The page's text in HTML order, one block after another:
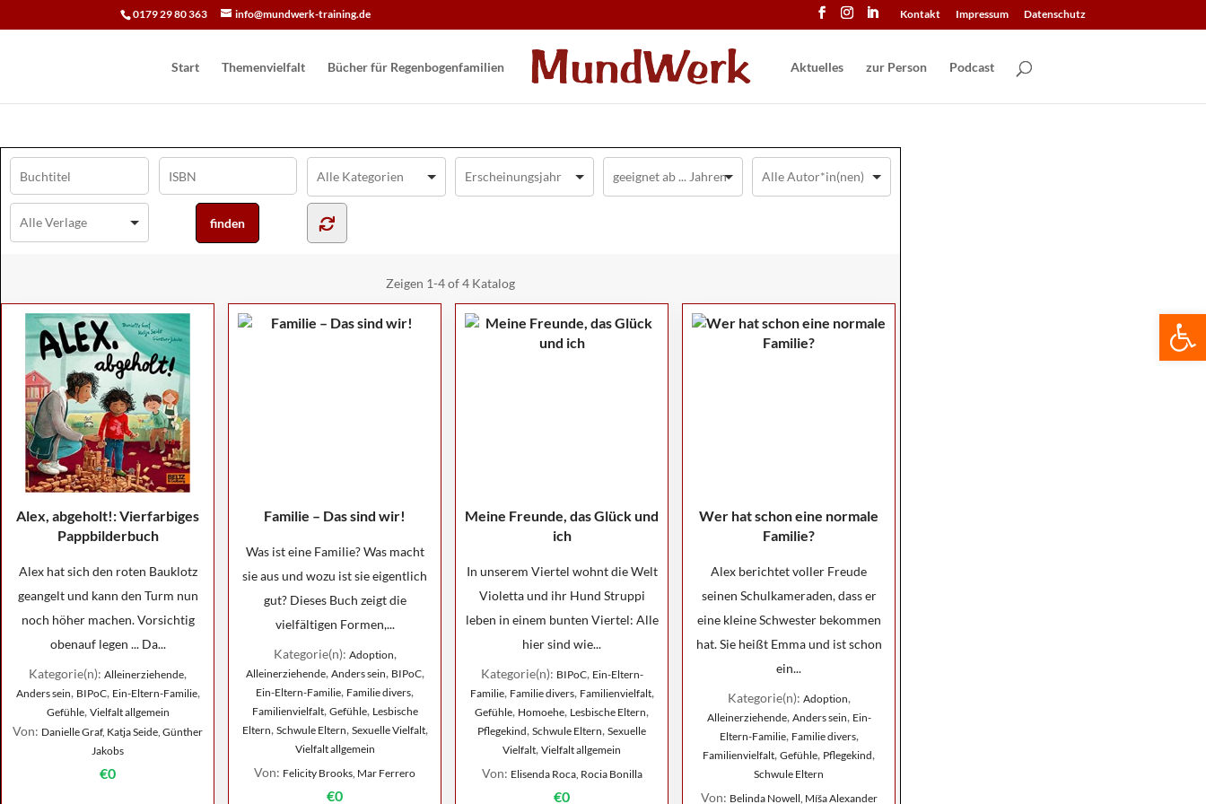
0179 29 80 363 info@mundwerk-training.de Kontakt Impressum Datenschutz
Start Themenvielfalt Bücher für Regen­bogen­familien Aktuelles zur Person Podcast
Zeigen 1-4 of 4 Katalog
Alex, abgeholt!: Vierfarbiges
Pappbilderbuch
Alex hat sich den roten Bauklotz
geangelt und kann den Turm nun
noch höher machen. Vorsichtig
obenauf legen ... Da...
Kategorie(n): Alleinerziehende,
Anders sein, BIPoC, Ein-Eltern-Familie,
Gefühle, Vielfalt allgemein
Von: Danielle Graf, Katja Seide, Günther
Jakobs
€0
Familie – Das sind wir!
Was ist eine Familie? Was macht
sie aus und wozu ist sie eigentlich
gut? Dieses Buch zeigt die
vielfältigen Formen,...
Kategorie(n): Adoption,
Alleinerziehende, Anders sein, BIPoC,
Ein-Eltern-Familie, Familie divers,
Familienvielfalt, Gefühle, Lesbische
Eltern, Schwule Eltern, Sexuelle Vielfalt,
Vielfalt allgemein
Von: Felicity Brooks, Mar Ferrero
€0
Meine Freunde, das Glück und
ich
In unserem Viertel wohnt die Welt
Violetta und ihr Hund Struppi
leben in einem bunten Viertel: Alle
hier sind wie...
Kategorie(n): BIPoC, Ein-Eltern-
Familie, Familie divers, Familienvielfalt,
Gefühle, Homoehe, Lesbische Eltern,
Pflegekind, Schwule Eltern, Sexuelle
Vielfalt, Vielfalt allgemein
Von: Elisenda Roca, Rocia Bonilla
€0
Wer hat schon eine normale
Familie?
Alex berichtet voller Freude
seinen Schulkameraden, dass er
eine kleine Schwester bekommen
hat. Sie heißt Emma und ist schon
ein...
Kategorie(n): Adoption,
Alleinerziehende, Anders sein, Ein-
Eltern-Familie, Familie divers,
Familienvielfalt, Gefühle, Pflegekind,
Schwule Eltern
Von: Belinda Nowell, Míša Alexander